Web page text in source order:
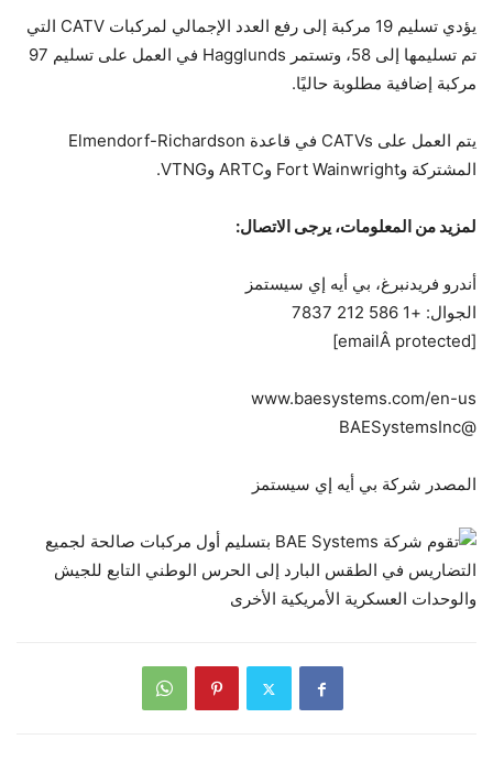
يؤدي تسليم 19 مركبة إلى رفع العدد الإجمالي لمركبات CATV التي
تم تسليمها إلى 58، وتستمر Hagglunds في العمل على تسليم 97
مركبة إضافية مطلوبة حاليًا.
يتم العمل على CATVs في قاعدة Elmendorf-Richardson
المشتركة وFort Wainwright وARTC وVTNG.
لمزيد من المعلومات، يرجى الاتصال:
أندرو فريدنبرغ، بي أيه إي سيستمز
الجوال: +1 586 212 7837
[emailÂ protected]
www.baesystems.com/en-us
@BAESystemsInc
المصدر شركة بي أيه إي سيستمز